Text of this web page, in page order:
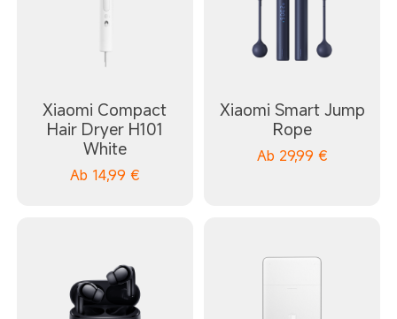
Xiaomi Compact
Hair Dryer H101
White
Ab 14,99 €
Xiaomi Smart Jump
Rope
Ab 29,99 €